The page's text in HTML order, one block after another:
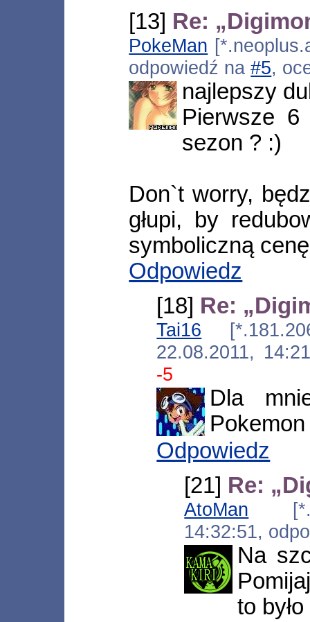
[13] Re:
PokeMan
odpowiedź na#5,
najlepszy
Pierwsze 6
sezon ? :)
Don`t worry,
głupi, by
symboliczną
Odpowiedz
[18] Re:
Tai16
22.08.2011,
-5
Dla
Odpowiedz
[21] Re:
AtoMan
14:32:51,
Na
to